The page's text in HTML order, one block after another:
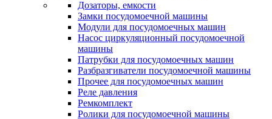
Дозаторы, емкости
Замки посудомоечной машины
Модули для посудомоечных машин
Насос циркуляционный посудомоечной
машины
Патрубки для посудомоечных машин
Разбразгиватели посудомоечной машины
Прочее для посудомоечных машин
Реле давления
Ремкомплект
Ролики для посудомоечной машины